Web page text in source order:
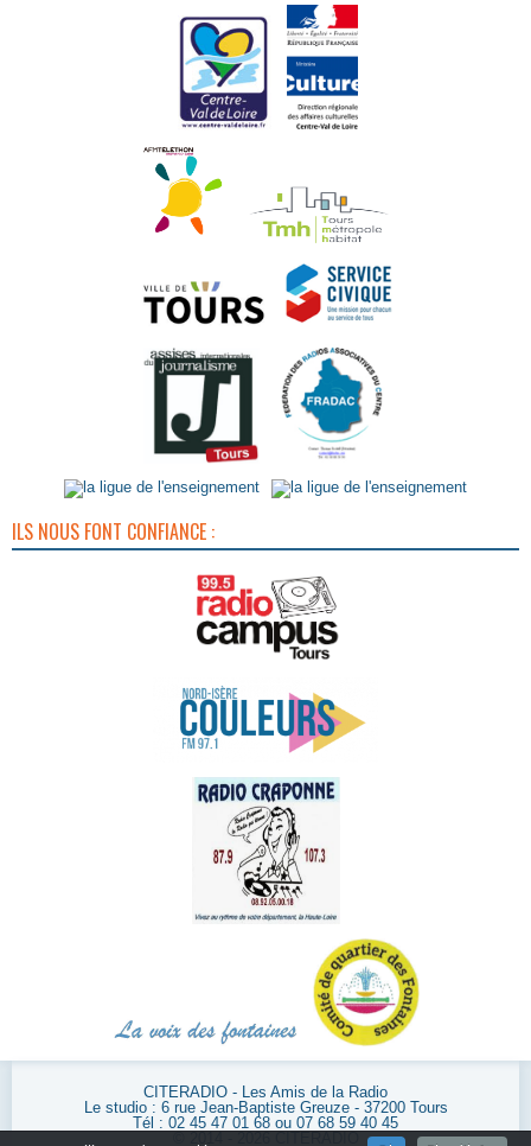
ILS NOUS FONT CONFIANCE :
CITERADIO - Les Amis de la Radio
Le studio : 6 rue Jean-Baptiste Greuze - 37200 Tours
Tél : 02 45 47 01 68 ou 07 68 59 40 45